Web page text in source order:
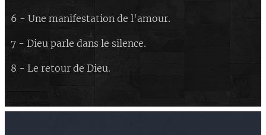
6 - Une manifestation de l'amour.
7 - Dieu parle dans le silence.
8 - Le retour de Dieu.